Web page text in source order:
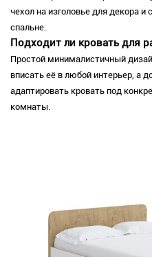
чехол на изголовье для декора и
спальне.
Подходит ли кровать для
Простой минималистичный
вписать её в любой интерьер, а
адаптировать кровать под
комнаты.